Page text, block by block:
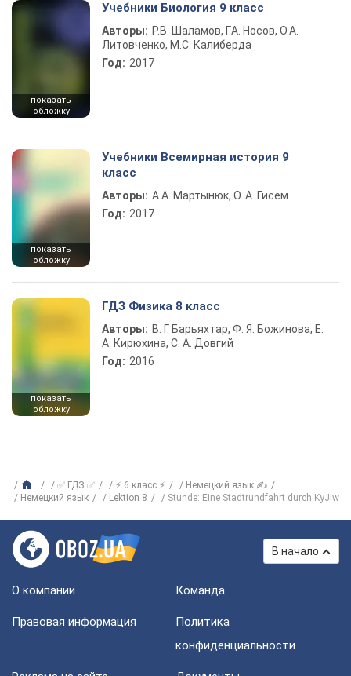
показать
обложку
Учебники Биология 9 класс
Авторы: Р.В. Шаламов, Г.А. Носов, О.А.
Литовченко, М.С. Калиберда
Год: 2017
показать
обложку
Учебники Всемирная история 9
класс
Авторы: А.А. Мартынюк, О. А. Гисем
Год: 2017
показать
обложку
ГДЗ Физика 8 класс
Авторы: В. Г. Барьяхтар, Ф. Я. Божинова, Е.
А. Кирюхина, С. А. Довгий
Год: 2016
✅ ГДЗ ✅ ⚡ 6 класс ⚡
Немецкий язык ✍
Немецкий язык
Lektion 8 Stunde: Eine Stadtrundfahrt durch KyJiw
В начало
О компании Команда
Правовая информация
Политика
конфиденциальности